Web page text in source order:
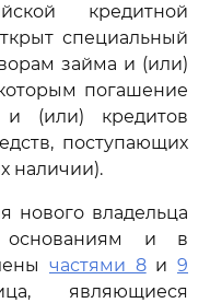
кредитной
специальный
займа и (или)
погашение
и (или) кредитов
поступающих
наличии).
нового владельца
основаниям и в
частями 8и9
являющиеся